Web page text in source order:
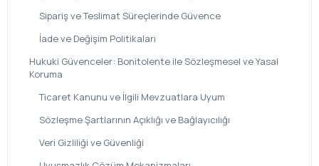
Sipariş ve Teslimat Süreçlerinde Güvence
İade ve Değişim Politikaları
Hukuki Güvenceler: Bonitolente ile Sözleşmesel ve Yasal
Koruma
Ticaret Kanunu ve İlgili Mevzuatlara Uyum
Sözleşme Şartlarının Açıklığı ve Bağlayıcılığı
Veri Gizliliği ve Güvenliği